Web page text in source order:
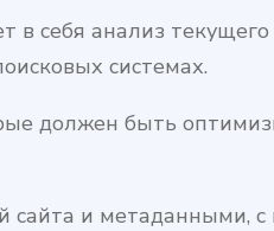
себя анализ
системах.
должен быть
сайта и метаданными,